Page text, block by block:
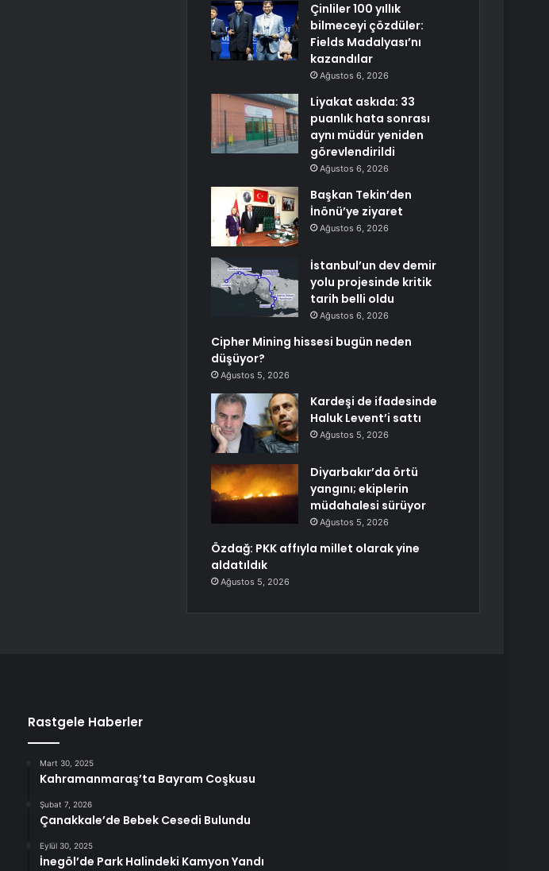
Çinliler 100 yıllık
bilmeceyi çözdüler:
Fields Madalyası’nı
kazandılar
Ağustos 6, 2026
Liyakat askıda: 33
puanlık hata sonrası
aynı müdür yeniden
görevlendirildi
Ağustos 6, 2026
Başkan Tekin’den
İnönü’ye ziyaret
Ağustos 6, 2026
İstanbul’un dev demir
yolu projesinde kritik
tarih belli oldu
Ağustos 6, 2026
Cipher Mining hissesi bugün neden
düşüyor?
Ağustos 5, 2026
Kardeşi de ifadesinde
Haluk Levent’i sattı
Ağustos 5, 2026
Diyarbakır’da örtü
yangını; ekiplerin
müdahalesi sürüyor
Ağustos 5, 2026
Özdağ: PKK affıyla millet olarak yine
aldatıldık
Ağustos 5, 2026
Rastgele Haberler
Mart 30, 2025
Kahramanmaraş’ta Bayram Coşkusu
Şubat 7, 2026
Çanakkale’de Bebek Cesedi Bulundu
Eylül 30, 2025
İnegöl’de Park Halindeki Kamyon Yandı